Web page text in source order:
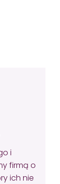
i
firmą o
ich nie